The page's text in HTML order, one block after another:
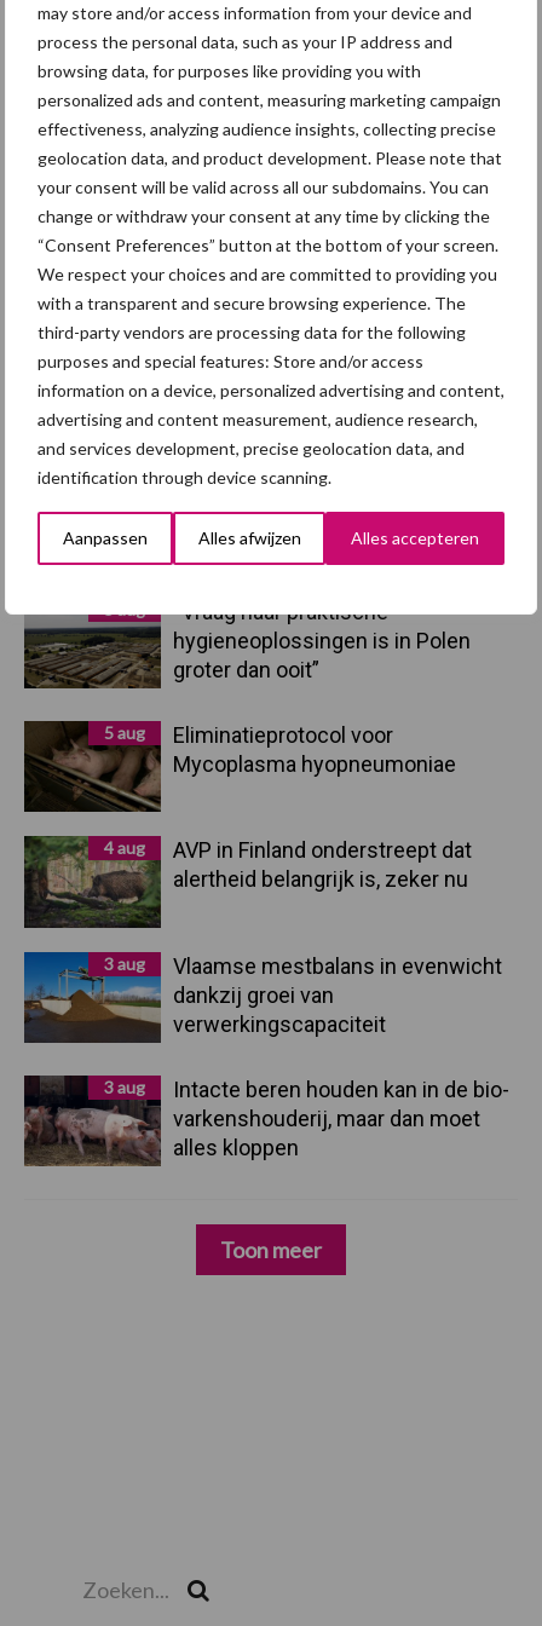
may store and/or access information from your device and
process the personal data, such as your IP address and
browsing data, for purposes like providing you with
personalized ads and content, measuring marketing campaign
effectiveness, analyzing audience insights, collecting precise
geolocation data, and product development. Please note that
your consent will be valid across all our subdomains. You can
change or withdraw your consent at any time by clicking the
“Consent Preferences” button at the bottom of your screen.
We respect your choices and are committed to providing you
with a transparent and secure browsing experience. The
third-party vendors are processing data for the following
purposes and special features: Store and/or access
information on a device, personalized advertising and content,
advertising and content measurement, audience research,
and services development, precise geolocation data, and
identification through device scanning.
Aanpassen Alles afwijzen Alles accepteren
Primaire
Recent nieuws Partner nieuws
“Vraag naar praktische
hygieneoplossingen is in Polen
groter dan ooit”
5 aug
Eliminatieprotocol voor
Mycoplasma hyopneumoniae
4 aug
AVP in Finland onderstreept dat
alertheid belangrijk is, zeker nu
3 aug
Vlaamse mestbalans in evenwicht
dankzij groei van
verwerkingscapaciteit
3 aug
Intacte beren houden kan in de bio-
varkenshouderij, maar dan moet
alles kloppen
Toon meer
Themapagina
Diergezondheid Fokkerij Huisvesting
Afrikaanse
varkenspest
Brachyspira
Toon meer